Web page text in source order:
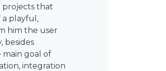
projects that
a playful,
him the user
besides
goal of
integration